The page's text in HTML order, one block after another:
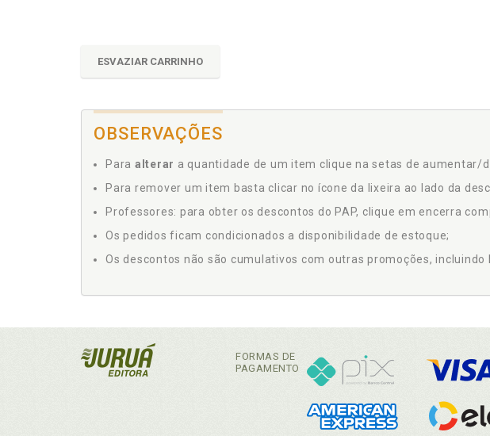
ESVAZIAR CARRINHO
OBSERVAÇÕES
Para alterar a quantidade de um item clique na setas de
Para remover um item basta clicar no ícone da lixeira ao lado da
Professores: para obter os descontos do PAP, clique em encerra
Os pedidos ficam condicionados a disponibilidade de estoque;
Os descontos não são cumulativos com outras promoções, incluindo
FORMAS DE
PAGAMENTO